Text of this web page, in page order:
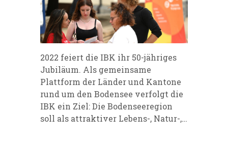
2022 feiert die IBK ihr 50-jähriges
Jubiläum. Als gemeinsame
Plattform der Länder und Kantone
rund um den Bodensee verfolgt die
IBK ein Ziel: Die Bodenseeregion
soll als attraktiver Lebens-, Natur-,…